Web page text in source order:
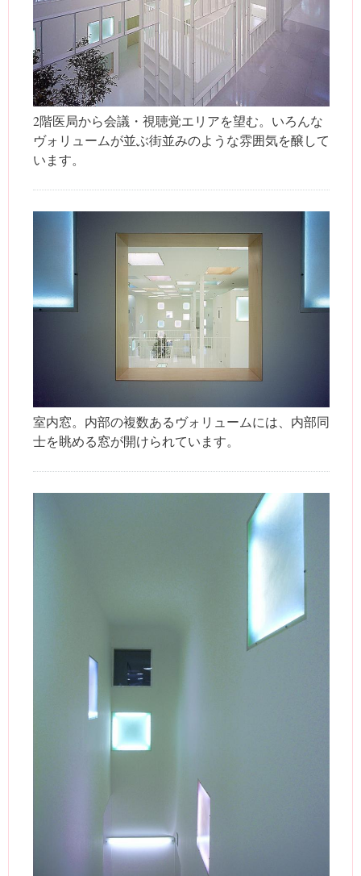
2階医局から会議・視聴覚エリアを望む。いろんな
ヴォリュームが並ぶ街並みのような雰囲気を醸して
います。
室内窓。内部の複数あるヴォリュームには、内部同
士を眺める窓が開けられています。